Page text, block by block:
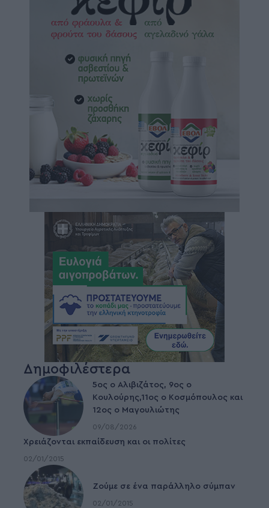
Δημοφιλέστερα
5ος ο Αλιβιζάτος, 9ος ο
Κουλούρης,11ος ο Κοσμόπουλος και
12ος ο Μαγουλιώτης
09/08/2026
Χρειάζονται εκπαίδευση και οι πολίτες
02/01/2015
Ζούμε σε ένα παράλληλο σύμπαν
02/01/2015